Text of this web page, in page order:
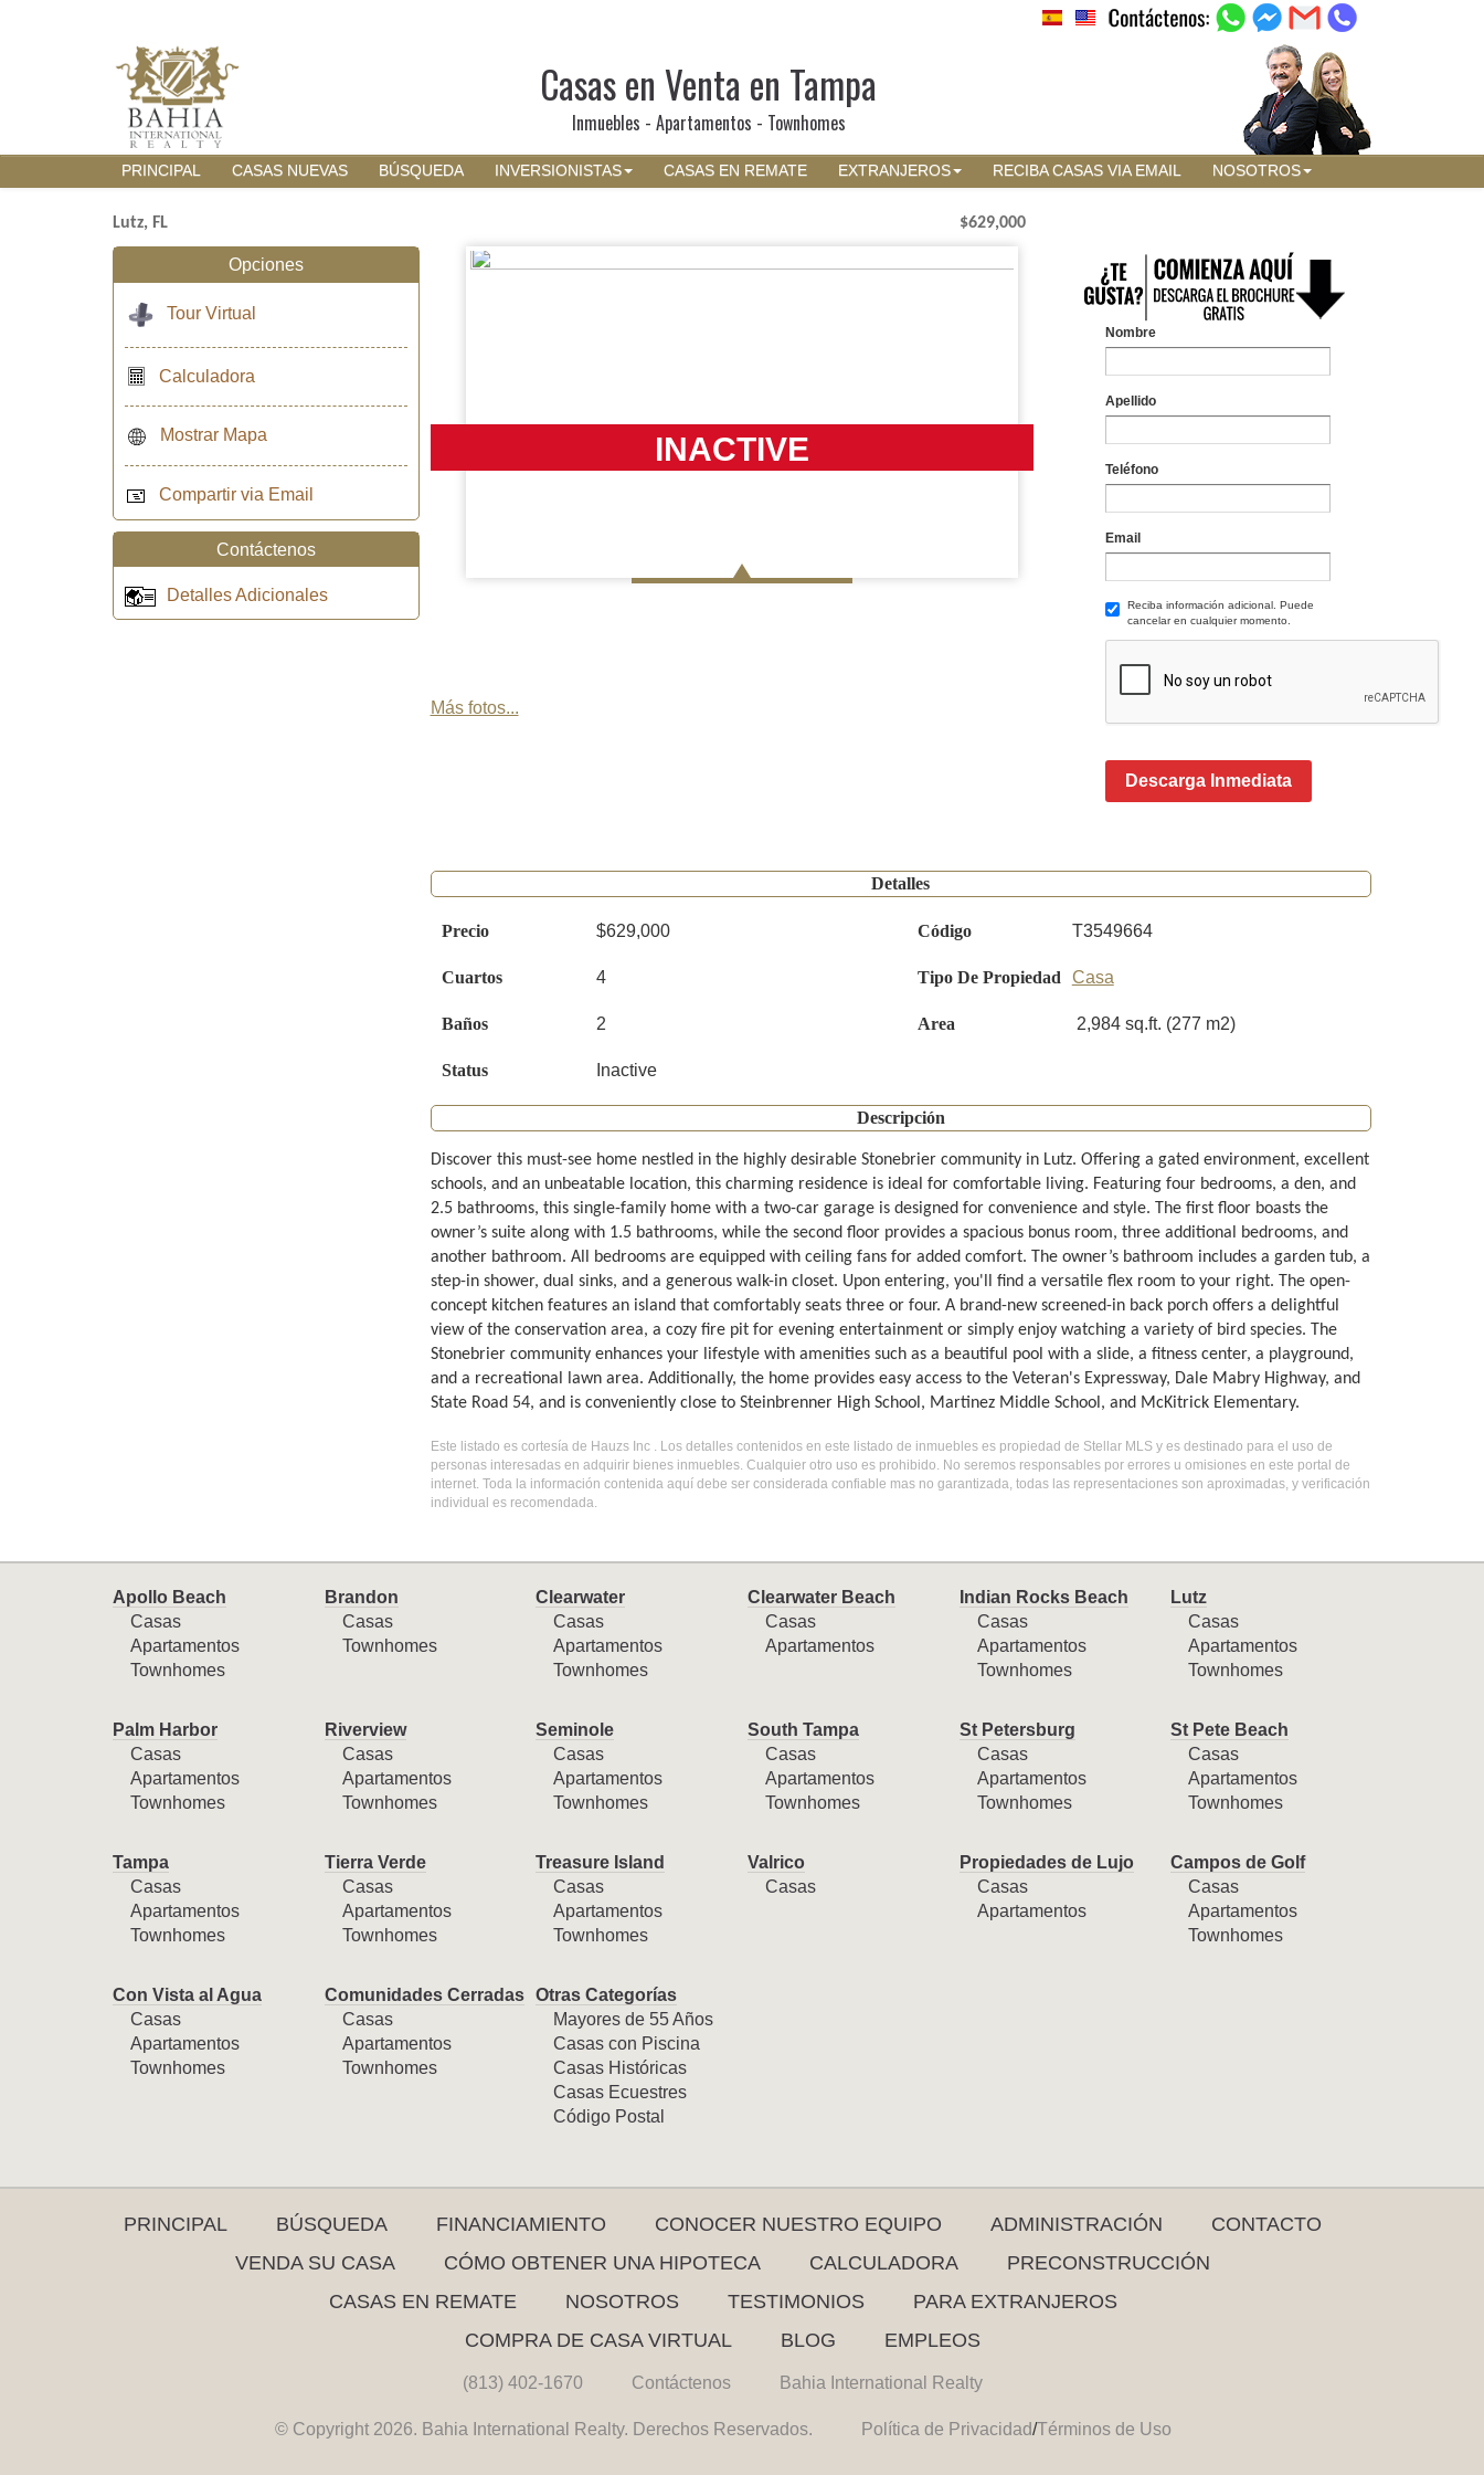
Casas en Venta en Tampa
Inmuebles - Apartamentos - Townhomes
PRINCIPAL CASAS NUEVAS BÚSQUEDA INVERSIONISTAS CASAS EN REMATE EXTRANJEROS RECIBA CASAS VIA EMAIL NOSOTROS
Lutz, FL $629,000
INACTIVE
Más fotos...
Nombre
Apellido
Teléfono
Email
Reciba información adicional. Puede
cancelar en cualquier momento.
Descarga Inmediata
Detalles
Precio $629,000 Código T3549664
Cuartos 4 Tipo De Propiedad Casa
Baños 2 Area 2,984 sq.ft. (277 m2)
Status Inactive
Descripción
Discover this must-see home nestled in the highly desirable Stonebrier community in Lutz. Offering a gated environment, excellent
schools, and an unbeatable location, this charming residence is ideal for comfortable living. Featuring four bedrooms, a den, and
2.5 bathrooms, this single-family home with a two-car garage is designed for convenience and style. The first floor boasts the
owner’s suite along with 1.5 bathrooms, while the second floor provides a spacious bonus room, three additional bedrooms, and
another bathroom. All bedrooms are equipped with ceiling fans for added comfort. The owner’s bathroom includes a garden tub, a
step-in shower, dual sinks, and a generous walk-in closet. Upon entering, you'll find a versatile flex room to your right. The open-
concept kitchen features an island that comfortably seats three or four. A brand-new screened-in back porch offers a delightful
view of the conservation area, a cozy fire pit for evening entertainment or simply enjoy watching a variety of bird species. The
Stonebrier community enhances your lifestyle with amenities such as a beautiful pool with a slide, a fitness center, a playground,
and a recreational lawn area. Additionally, the home provides easy access to the Veteran's Expressway, Dale Mabry Highway, and
State Road 54, and is conveniently close to Steinbrenner High School, Martinez Middle School, and McKitrick Elementary.
Este listado es cortesía de Hauzs Inc . Los detalles contenidos en este listado de inmuebles es propiedad de Stellar MLS y es destinado para el uso de
personas interesadas en adquirir bienes inmuebles. Cualquier otro uso es prohibido. No seremos responsables por errores u omisiones en este portal de
internet. Toda la información contenida aquí debe ser considerada confiable mas no garantizada, todas las representaciones son aproximadas, y verificación
individual es recomendada.
Opciones
Tour Virtual
Calculadora
Mostrar Mapa
Compartir via Email
Contáctenos
Detalles Adicionales
Apollo Beach
Casas
Apartamentos
Townhomes
Brandon
Casas
Townhomes
Clearwater
Casas
Apartamentos
Townhomes
Clearwater Beach
Casas
Apartamentos
Indian Rocks Beach
Casas
Apartamentos
Townhomes
Lutz
Casas
Apartamentos
Townhomes
Palm Harbor
Casas
Apartamentos
Townhomes
Riverview
Casas
Apartamentos
Townhomes
Seminole
Casas
Apartamentos
Townhomes
South Tampa
Casas
Apartamentos
Townhomes
St Petersburg
Casas
Apartamentos
Townhomes
St Pete Beach
Casas
Apartamentos
Townhomes
Tampa
Casas
Apartamentos
Townhomes
Tierra Verde
Casas
Apartamentos
Townhomes
Treasure Island
Casas
Apartamentos
Townhomes
Valrico
Casas
Propiedades de Lujo
Casas
Apartamentos
Campos de Golf
Casas
Apartamentos
Townhomes
Con Vista al Agua
Casas
Apartamentos
Townhomes
Comunidades Cerradas
Casas
Apartamentos
Townhomes
Otras Categorías
Mayores de 55 Años
Casas con Piscina
Casas Históricas
Casas Ecuestres
Código Postal
PRINCIPAL BÚSQUEDA FINANCIAMIENTO CONOCER NUESTRO EQUIPO ADMINISTRACIÓN
CONTACTO
VENDA SU CASA
CÓMO OBTENER UNA HIPOTECA CALCULADORA
PRECONSTRUCCIÓN
CASAS EN REMATE
NOSOTROS TESTIMONIOS
PARA EXTRANJEROS
COMPRA DE CASA VIRTUAL
BLOG EMPLEOS
(813) 402-1670 Contáctenos Bahia International Realty
© Copyright 2026. Bahia International Realty. Derechos Reservados. Política de Privacidad/Términos de Uso